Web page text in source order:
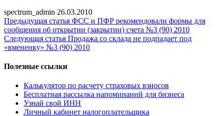
spectrum_admin 26.03.2010
Предыдущая статья ФСС и ПФР рекомендовали формы для
сообщения об открытии (закрытии) счета №3 (90) 2010
Следующая статья Продажа со склада не подпадает под
«вмененку» №3 (90) 2010
Полезные ссылки
Калькулятор по расчету страховых взносов
Бесплатная рассылка напоминаний для бизнеса
Узнай свой ИНН
Личный кабинет налогоплательщика